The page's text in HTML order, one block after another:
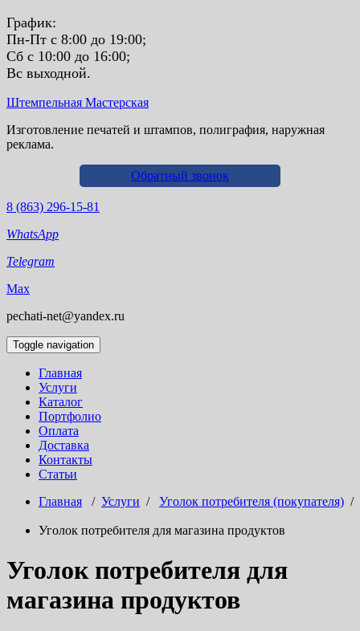
График:
Пн-Пт с 8:00 до 19:00;
Сб с 10:00 до 16:00;
Вс выходной.
Штемпельная Мастерская
Изготовление печатей и штампов, полиграфия, наружная
реклама.
Обратный звонок
8 (863) 296-15-81
WhatsApp
Telegram
Max
pechati-net@yandex.ru
Toggle navigation
Главная
Услуги
Каталог
Портфолио
Оплата
Доставка
Контакты
Статьи
Главная / Услуги / Уголок потребителя (покупателя) /
Уголок потребителя для магазина продуктов
Уголок потребителя для
магазина продуктов